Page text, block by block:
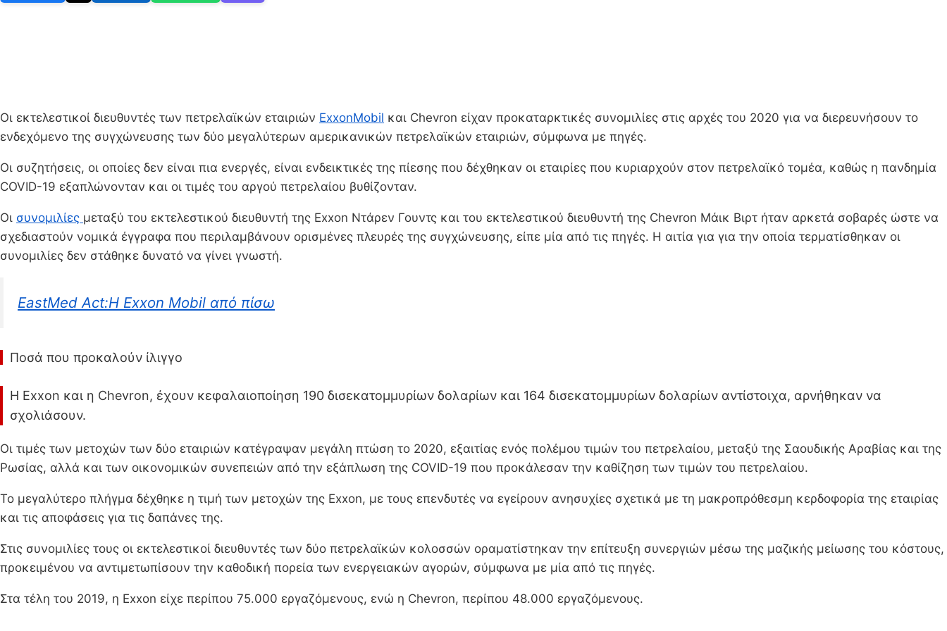
Οι εκτελεστικοί διευθυντές των πετρελαϊκών εταιριών ExxonMobil και Chevron είχαν προκαταρκτικές συνομιλίες στις αρχές του 2020 για να διερευνήσουν το
ενδεχόμενο της συγχώνευσης των δύο μεγαλύτερων αμερικανικών πετρελαϊκών εταιριών, σύμφωνα με πηγές.
Οι συζητήσεις, οι οποίες δεν είναι πια ενεργές, είναι ενδεικτικές της πίεσης που δέχθηκαν οι εταιρίες που κυριαρχούν στον πετρελαϊκό τομέα, καθώς η πανδημία
COVID-19 εξαπλώνονταν και οι τιμές του αργού πετρελαίου βυθίζονταν.
Οι συνομιλίες μεταξύ του εκτελεστικού διευθυντή της Exxon Ντάρεν Γουντς και του εκτελεστικού διευθυντή της Chevron Μάικ Βιρτ ήταν αρκετά σοβαρές ώστε να
σχεδιαστούν νομικά έγγραφα που περιλαμβάνουν ορισμένες πλευρές της συγχώνευσης, είπε μία από τις πηγές. Η αιτία για για την οποία τερματίσθηκαν οι
συνομιλίες δεν στάθηκε δυνατό να γίνει γνωστή.
EastMed Act:Η Exxon Mobil από πίσω
Ποσά που προκαλούν ίλιγγο
Η Exxon και η Chevron, έχουν κεφαλαιοποίηση 190 δισεκατομμυρίων δολαρίων και 164 δισεκατομμυρίων δολαρίων αντίστοιχα, αρνήθηκαν να
σχολιάσουν.
Οι τιμές των μετοχών των δύο εταιριών κατέγραψαν μεγάλη πτώση το 2020, εξαιτίας ενός πολέμου τιμών του πετρελαίου, μεταξύ της Σαουδικής Αραβίας και της
Ρωσίας, αλλά και των οικονομικών συνεπειών από την εξάπλωση της COVID-19 που προκάλεσαν την καθίζηση των τιμών του πετρελαίου.
Το μεγαλύτερο πλήγμα δέχθηκε η τιμή των μετοχών της Exxon, με τους επενδυτές να εγείρουν ανησυχίες σχετικά με τη μακροπρόθεσμη κερδοφορία της εταιρίας
και τις αποφάσεις για τις δαπάνες της.
Στις συνομιλίες τους οι εκτελεστικοί διευθυντές των δύο πετρελαϊκών κολοσσών οραματίστηκαν την επίτευξη συνεργιών μέσω της μαζικής μείωσης του κόστους,
προκειμένου να αντιμετωπίσουν την καθοδική πορεία των ενεργειακών αγορών, σύμφωνα με μία από τις πηγές.
Στα τέλη του 2019, η Exxon είχε περίπου 75.000 εργαζόμενους, ενώ η Chevron, περίπου 48.000 εργαζόμενους.